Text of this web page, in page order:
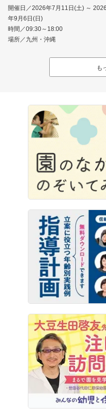
開催日／2026年7月11日(土) ～ 2026
年9月6日(日)
時間／09:30～18:00
場所／九州・沖縄
も